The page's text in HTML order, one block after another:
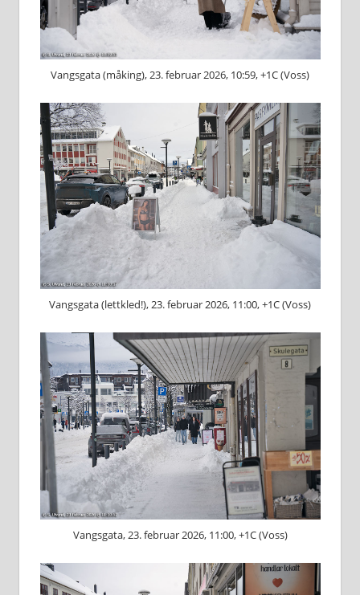
Vangsgata (måking), 23. februar 2026, 10:59, +1C (Voss)
Vangsgata (lettkled!), 23. februar 2026, 11:00, +1C (Voss)
Vangsgata, 23. februar 2026, 11:00, +1C (Voss)